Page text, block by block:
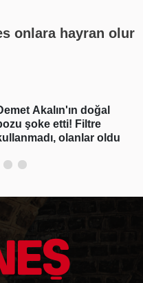
onlara hayran olur
günlük petrol
83 bin 300 varile
rekor kırdı